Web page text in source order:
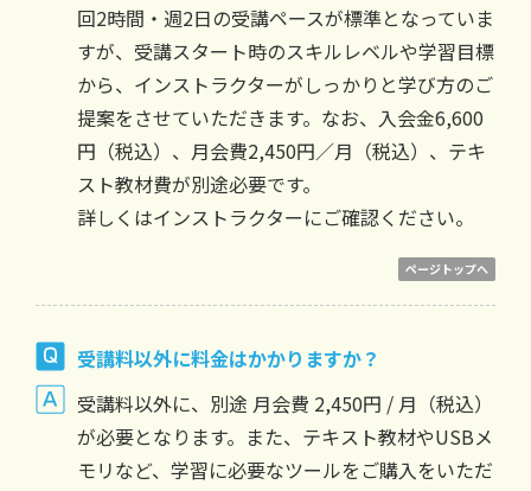
回2時間・週2日の受講ペースが標準となっていま
すが、受講スタート時のスキルレベルや学習目標
から、インストラクターがしっかりと学び方のご
提案をさせていただきます。なお、入会金6,600
円（税込）、月会費2,450円／月（税込）、テキ
スト教材費が別途必要です。
詳しくはインストラクターにご確認ください。
ページトップへ
受講料以外に料金はかかりますか？
受講料以外に、別途 月会費 2,450円 / 月（税込）
が必要となります。また、テキスト教材やUSBメ
モリなど、学習に必要なツールをご購入をいただ